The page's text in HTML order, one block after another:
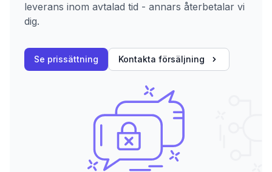
leverans inom avtalad tid - annars återbetalar vi
dig.
Se prissättning Kontakta försäljning